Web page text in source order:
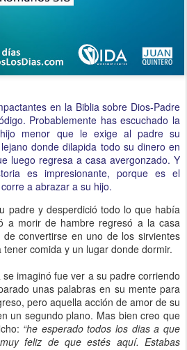
en la Biblia sobre Dios-Padre
Probablemente has escuchado la
menor que le exige al padre su
donde dilapida todo su dinero en
luego regresa a casa avergonzado. Y
es impresionante, porque es el
a abrazar a su hijo.
padre y desperdició todo lo que había
a morir de hambre regresó a la casa
convertirse en uno de los sirvientes
comida y un lugar donde dormir.
imaginó fue ver a su padre corriendo
unas palabras en su mente para
pero aquella acción de amor de su
un segundo plano. Mas bien creo que
“he esperado todos los dias a que
feliz de que estés aquí. Estabas